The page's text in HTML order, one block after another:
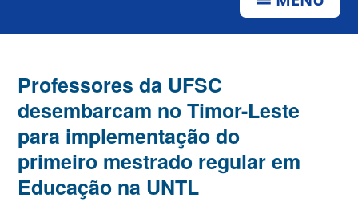
Professores da UFSC
desembarcam no Timor-Leste
para implementação do
primeiro mestrado regular em
Educação na UNTL